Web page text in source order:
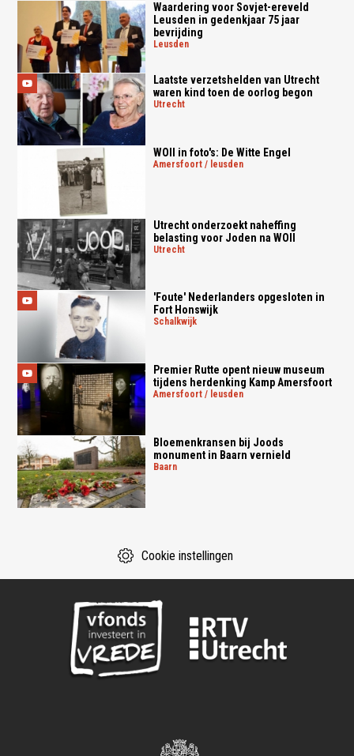
Waardering voor Sovjet-ereveld
Leusden in gedenkjaar 75 jaar
bevrijding
leusden
Laatste verzetshelden van Utrecht
waren kind toen de oorlog begon
utrecht
WOII in foto's: De Witte Engel
amersfoort / leusden
Utrecht onderzoekt naheffing
belasting voor Joden na WOII
utrecht
'Foute' Nederlanders opgesloten in
Fort Honswijk
schalkwijk
Premier Rutte opent nieuw museum
tijdens herdenking Kamp Amersfoort
amersfoort / leusden
Bloemenkransen bij Joods
monument in Baarn vernield
baarn
Cookie instellingen